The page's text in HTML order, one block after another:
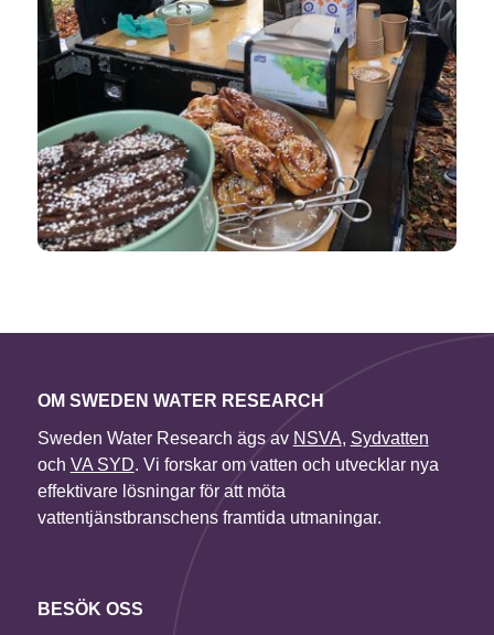
OM SWEDEN WATER RESEARCH
Sweden Water Research ägs av NSVA, Sydvatten
och VA SYD. Vi forskar om vatten och utvecklar nya
effektivare lösningar för att möta
vattentjänstbranschens framtida utmaningar.
BESÖK OSS